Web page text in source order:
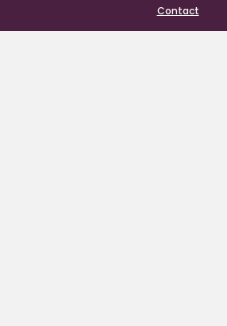
Contact